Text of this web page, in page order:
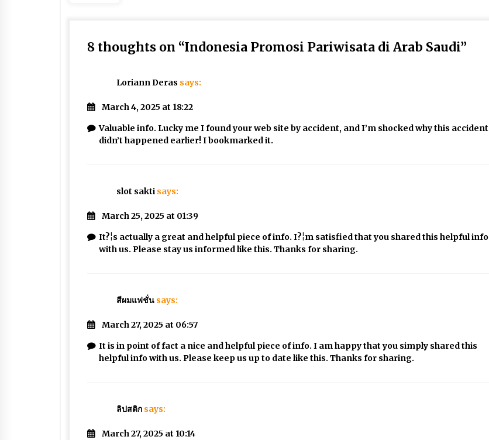
8 thoughts on “Indonesia Promosi Pariwisata di Arab Saudi”
Loriann Deras says:
March 4, 2025 at 18:22
Valuable info. Lucky me I found your web site by accident, and I’m shocked why this accident
didn’t happened earlier! I bookmarked it.
slot sakti says:
March 25, 2025 at 01:39
It?¦s actually a great and helpful piece of info. I?¦m satisfied that you shared this helpful info
with us. Please stay us informed like this. Thanks for sharing.
สีผมแฟชั่น says:
March 27, 2025 at 06:57
It is in point of fact a nice and helpful piece of info. I am happy that you simply shared this
helpful info with us. Please keep us up to date like this. Thanks for sharing.
ลิปสติก says:
March 27, 2025 at 10:14